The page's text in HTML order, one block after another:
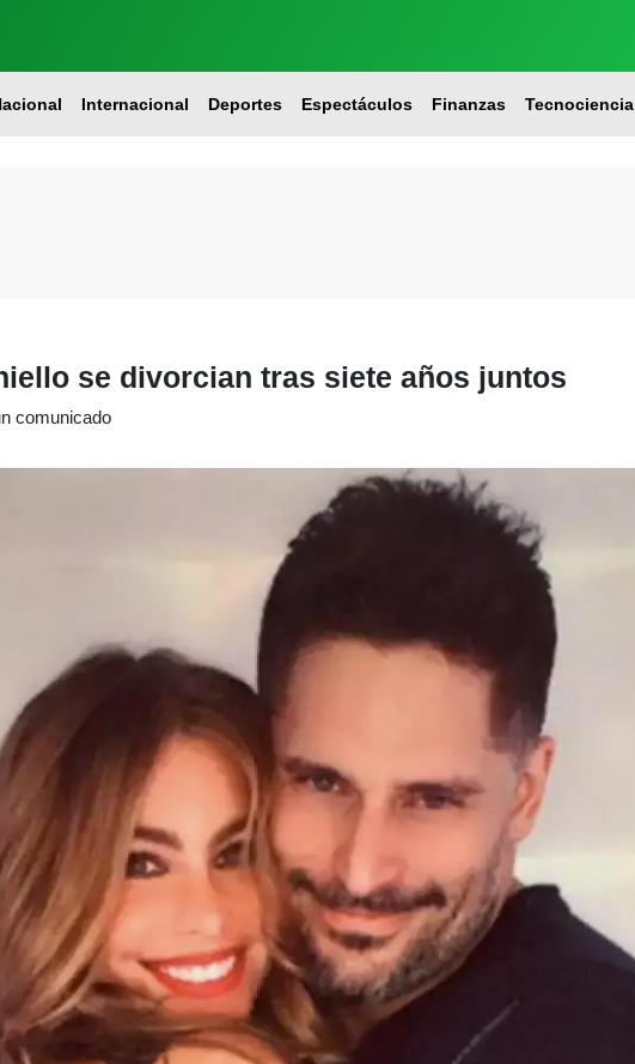
Internacional Deportes Espectáculos Finanzas Tecnociencia
se divorcian tras siete años juntos
comunicado